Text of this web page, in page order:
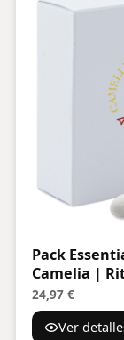
Pack
Camelia |
Hidratación |
Incluidos |
Originales
24,97 €
Ver